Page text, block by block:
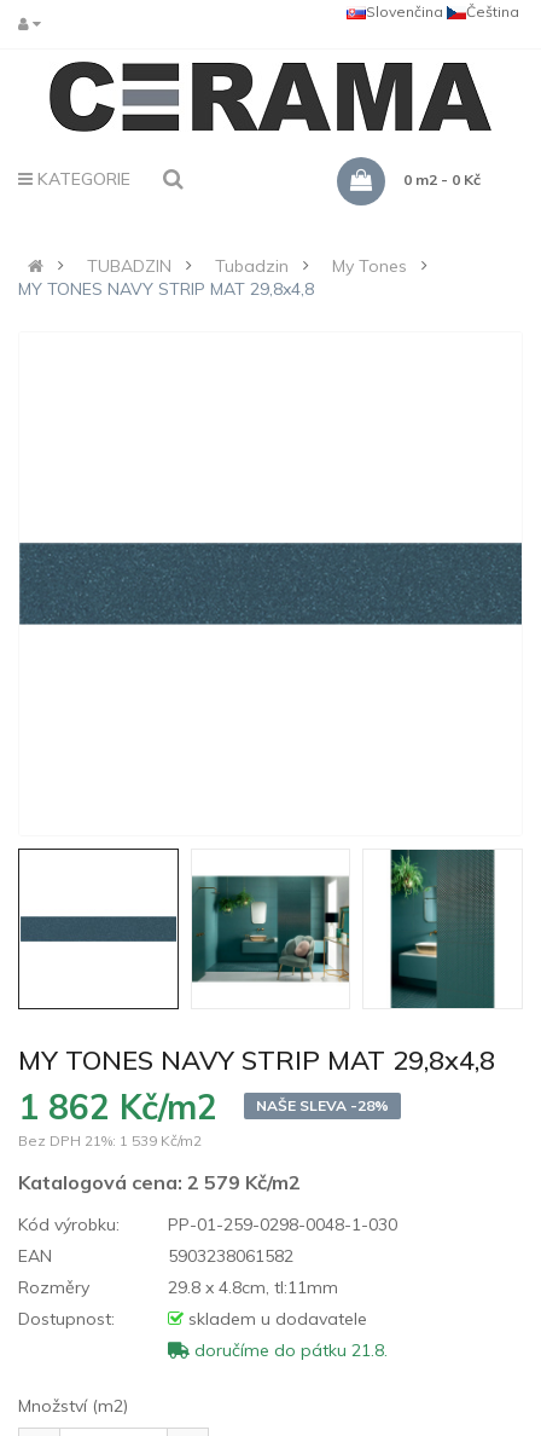
Čeština
Slovenčina
KATEGORIE 0 m2 - 0 Kč
TUBADZIN Tubadzin
My Tones
MY TONES NAVY STRIP MAT 29,8x4,8
MY TONES NAVY STRIP MAT 29,8x4,8
1 862 Kč/m2
NAŠE SLEVA -28%
Bez DPH 21%: 1 539 Kč/m2
Katalogová cena: 2 579 Kč/m2
Kód výrobku:
PP-01-259-0298-0048-1-030
EAN
5903238061582
Rozměry
29.8 x 4.8cm, tl:11mm
Dostupnost:
skladem u dodavatele
doručíme do pátku 21.8.
Množství (m2)